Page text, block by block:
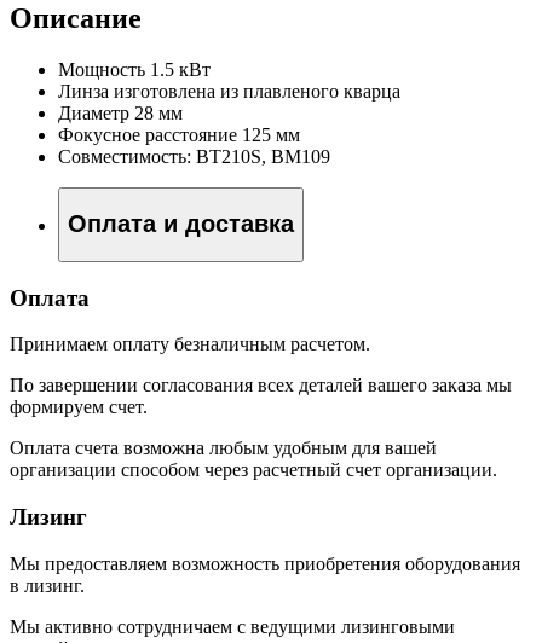
Описание
Мощность 1.5 кВт
Линза изготовлена из плавленого кварца
Диаметр 28 мм
Фокусное расстояние 125 мм
Совместимость: BT210S, BM109
Оплата и доставка
Оплата
Принимаем оплату безналичным расчетом.
По завершении согласования всех деталей вашего заказа мы
формируем счет.
Оплата счета возможна любым удобным для вашей
организации способом через расчетный счет организации.
Лизинг
Мы предоставляем возможность приобретения оборудования
в лизинг.
Мы активно сотрудничаем с ведущими лизинговыми